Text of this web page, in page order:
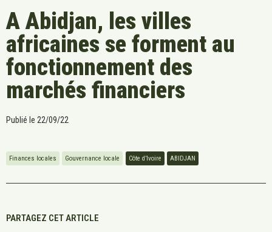
A Abidjan, les villes
africaines se forment au
fonctionnement des
marchés financiers
Publié le 22/09/22
Finances locales Gouvernance locale Côte d’Ivoire ABIDJAN
PARTAGEZ CET ARTICLE